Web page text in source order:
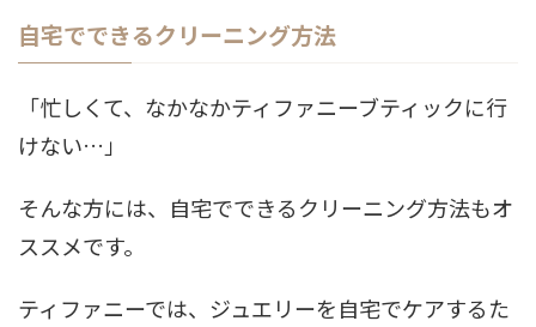
自宅でできるクリーニング方法
「忙しくて、なかなかティファニーブティックに行
けない…」
そんな方には、自宅でできるクリーニング方法もオ
ススメです。
ティファニーでは、ジュエリーを自宅でケアするた